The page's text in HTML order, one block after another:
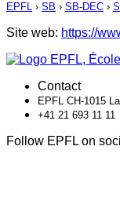
EPFL › SB › SB-DEC ›
Site web: https://
Contact
EPFL CH-1015
+41 21 693 11 11
Follow EPFL on